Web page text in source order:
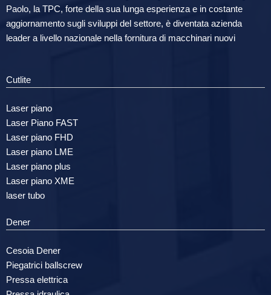
Paolo, la TPC, forte della sua lunga esperienza e in costante
aggiornamento sugli sviluppi del settore, è diventata azienda
leader a livello nazionale nella fornitura di macchinari nuovi
Cutlite
Laser piano
Laser Piano FAST
Laser piano FHD
Laser piano LME
Laser piano plus
Laser piano XME
laser tubo
Dener
Cesoia Dener
Piegatrici ballscrew
Pressa elettrica